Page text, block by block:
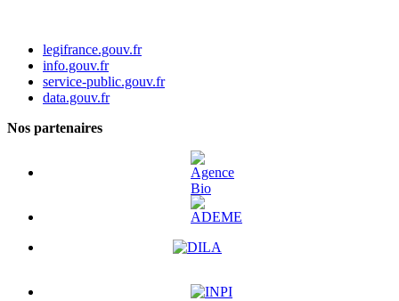
legifrance.gouv.fr
info.gouv.fr
service-public.gouv.fr
data.gouv.fr
Nos partenaires